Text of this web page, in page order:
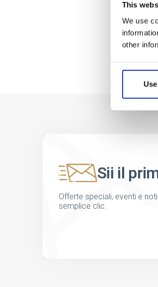
This
We use
other
Sii il
Offerte speciali, eventi e
semplice clic.